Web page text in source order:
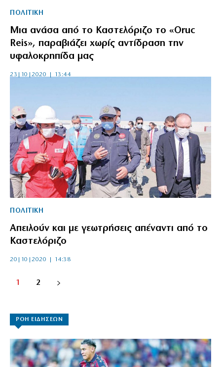
ΠΟΛΙΤΙΚΗ
Μια ανάσα από το Καστελόριζο το «Oruc
Reis», παραβιάζει χωρίς αντίδραση την
υφαλοκρηπίδα μας
23|10|2020 | 13:44
ΠΟΛΙΤΙΚΗ
Απειλούν και με γεωτρήσεις απέναντι από το
Καστελόριζο
20|10|2020 | 14:38
1 2
ΡΟΗ ΕΙΔΗΣΕΩΝ